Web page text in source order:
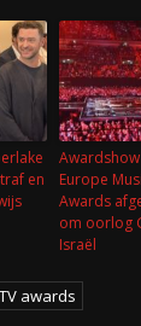
en
Awardshow
Europe
Awards
om oorlog
Israël
awards